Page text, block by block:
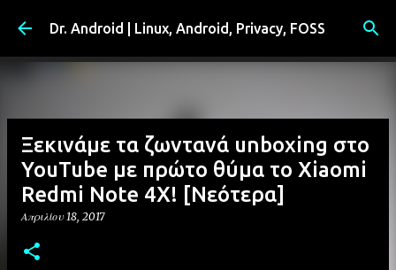
Μετάβαση στο κύριο περιεχόμενο
Dr. Android | Linux, Android, Privacy, FOSS
Ξεκινάμε τα ζωντανά unboxing στο
YouTube με πρώτο θύμα το Xiaomi
Redmi Note 4X! [Νεότερα]
Απριλίου 18, 2017